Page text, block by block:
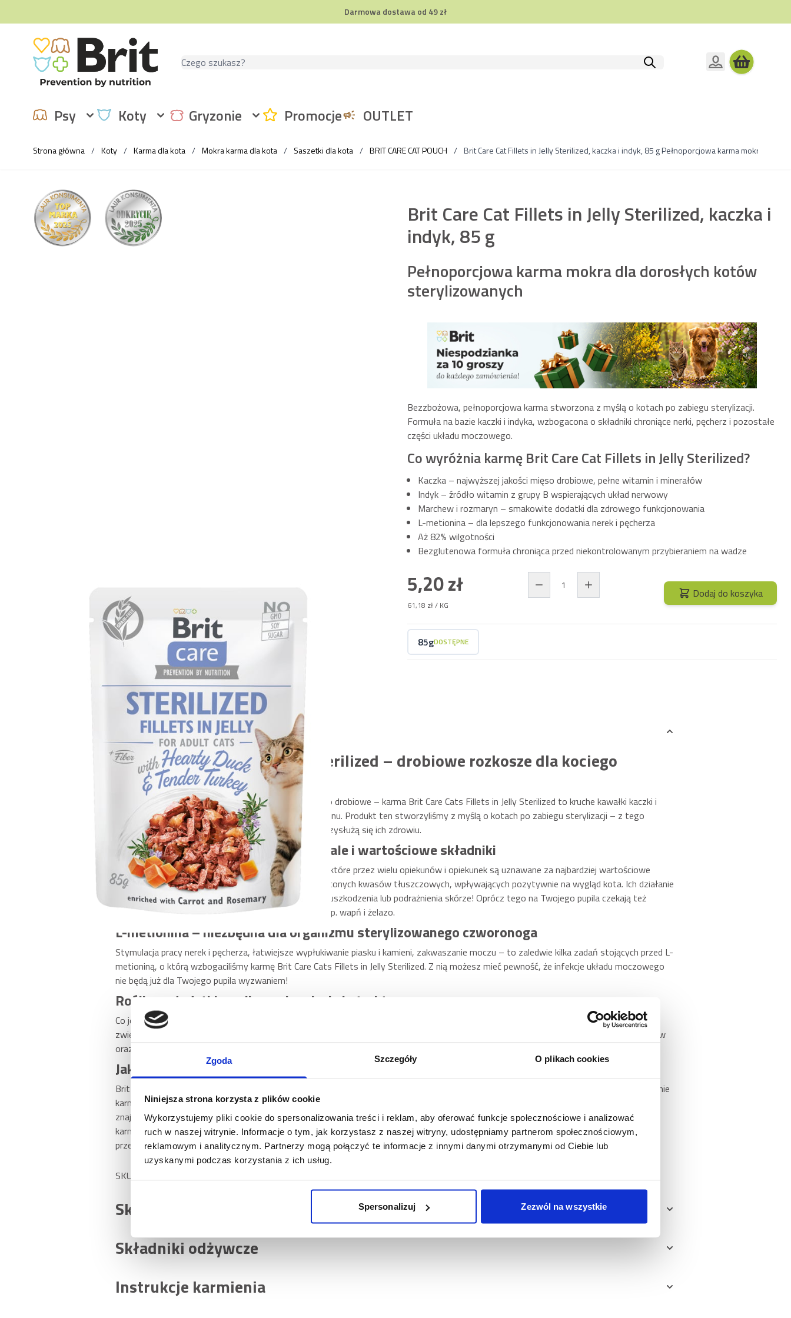
Zgoda Szczegóły O plikach cookies
Niniejsza strona korzysta z plików cookie
Wykorzystujemy pliki cookie do spersonalizowania treści i reklam, aby oferować funkcje społecznościowe i analizować
ruch w naszej witrynie. Informacje o tym, jak korzystasz z naszej witryny, udostępniamy partnerom społecznościowym,
reklamowym i analitycznym. Partnerzy mogą połączyć te informacje z innymi danymi otrzymanymi od Ciebie lub
uzyskanymi podczas korzystania z ich usług.
Spersonalizuj Zezwól na wszystkie
Darmowa dostawa od 49 zł
Przejdź do treści
Szukaj
Psy Koty Gryzonie Promocje OUTLET
Strona główna / Koty / Karma dla kota / Mokra karma dla kota / Saszetki dla kota / BRIT CARE CAT POUCH / Brit Care Cat Fillets in Jelly Sterilized, kaczka i indyk, 85 g Pełnoporcjowa karma mokra dla
Brit Care Cat Fillets in Jelly Sterilized, kaczka i
indyk, 85 g
Pełnoporcjowa karma mokra dla dorosłych kotów
sterylizowanych
Bezzbożowa, pełnoporcjowa karma stworzona z myślą o kotach po zabiegu sterylizacji.
Formuła na bazie kaczki i indyka, wzbogacona o składniki chroniące nerki, pęcherz i pozostałe
części układu moczowego.
Co wyróżnia karmę Brit Care Cat Fillets in Jelly Sterilized?
Kaczka – najwyższej jakości mięso drobiowe, pełne witamin i minerałów
Indyk – źródło witamin z grupy B wspierających układ nerwowy
Marchew i rozmaryn – smakowite dodatki dla zdrowego funkcjonowania
L-metionina – dla lepszego funkcjonowania nerek i pęcherza
Aż 82% wilgotności
Bezglutenowa formuła chroniąca przed niekontrolowanym przybieraniem na wadze
5,20 zł
61,18 zł/ KG
Dodaj do koszyka
85gDOSTĘPNE
Opis
Brit Care Cat Fillets in Jelly Sterilized – drobiowe rozkosze dla kociego
podniebienia
Mamy tu coś dla czworonogów, które uwielbiają mięso drobiowe – karma Brit Care Cats Fillets in Jelly Sterilized to kruche kawałki kaczki i
indyka, zanurzone w galaretce na bazie pysznego bulionu. Produkt ten stworzyliśmy z myślą o kotach po zabiegu sterylizacji – z tego
względu uzupełniliśmy go o składniki, które najlepiej przysłużą się ich zdrowiu.
Kaczka i indyk – nie tylko smaczne, ale i wartościowe składniki
Sercem smaku karmy Brit Care jest indyk oraz kaczka, które przez wielu opiekunów i opiekunek są uznawane za najbardziej wartościowe
rodzaje drobiu. Mięso to zawiera sporą dawkę nienasyconych kwasów tłuszczowych, wpływających pozytywnie na wygląd kota. Ich działanie
poznasz po lśniącej sierści i wzmocnionej, odpornej na uszkodzenia lub podrażnienia skórze! Oprócz tego na Twojego pupila czekają też
witaminy z grupy B, białko, a także istotne minerały, np. wapń i żelazo.
L-metionina – niezbędna dla organizmu sterylizowanego czworonoga
Stymulacja pracy nerek i pęcherza, łatwiejsze wypłukiwanie piasku i kamieni, zakwaszanie moczu – to zaledwie kilka zadań stojących przed L-
metioniną, o którą wzbogaciliśmy karmę Brit Care Cats Fillets in Jelly Sterilized. Z nią możesz mieć pewność, że infekcje układu moczowego
nie będą już dla Twojego pupila wyzwaniem!
Roślinne dodatki, czyli marchewka i ekstrakt z rozmarynu
Co jeszcze liczy się w jadłospisie sterylizowanego kota? Oczywiście błonnik i ekstrakty wspomagające szybki metabolizm (z którym
zwierzęta po kastracji mogą mieć kłopoty)! Za ich dostarczenie do organizmu odpowiadają dwa roślinne składniki – pełna witamin marchew
oraz aromatyczny rozmaryn.
Jak najlepiej podawać kotu karmę Brit Care Cat Fillets in Jelly Sterilized?
Brit Care Cat Fillets in Jelly Sterilized o smaku indyka i kaczki to produkt pełnoporcjowy. Możesz go jednak stosować także jako urozmaicenie
karmy bytowej – zachowaj wówczas odpowiednie proporcje, aby uniknąć nadwyżki kalorycznej. Najważniejsze informacje na ten temat
znajdziesz w tabeli dawkowania. Wybierając odpowiednią porcję dla pupila, weź pod uwagę jego wiek, wagę i stopień aktywności. Oprócz
karmy zapewnij kotu dostęp do świeżej wody. Karma najlepiej smakuje podana w temperaturze pokojowej. By zachować jej świeżość,
przechowuj ją w zacienionym, suchym i chłodnym miejscu. Po otwarciu przechowuj w lodówce.
SKU: 104-100532
Skład
Składniki odżywcze
Instrukcje karmienia